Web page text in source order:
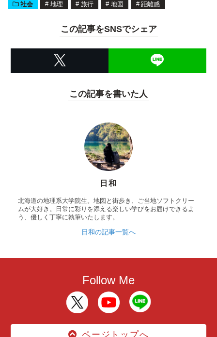
社会 # 地理 # 旅行 # 地図 # 距離感
この記事をSNSでシェア
この記事を書いた人
日和
北海道の地理系大学院生。地図と街歩き、ご当地ソフトクリー
ムが大好き。日常に彩りを添える楽しい学びをお届けできるよ
う、優しく丁寧に執筆いたします。
日和の記事一覧へ
Follow Me
ページトップへ